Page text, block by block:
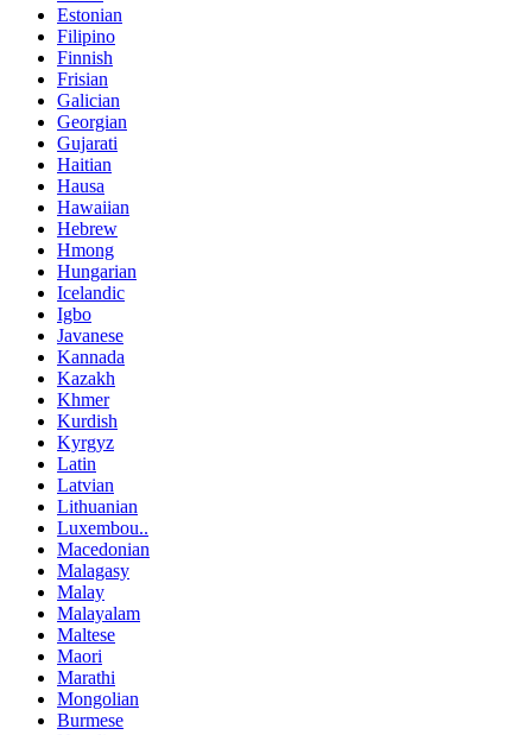
Estonian
Filipino
Finnish
Frisian
Galician
Georgian
Gujarati
Haitian
Hausa
Hawaiian
Hebrew
Hmong
Hungarian
Icelandic
Igbo
Javanese
Kannada
Kazakh
Khmer
Kurdish
Kyrgyz
Latin
Latvian
Lithuanian
Luxembou..
Macedonian
Malagasy
Malay
Malayalam
Maltese
Maori
Marathi
Mongolian
Burmese